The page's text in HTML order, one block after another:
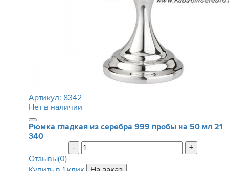
Артикул: 8342
Нет в наличии
Рюмка гладкая из серебра 999 пробы на 50 мл 21
340
-
+
Отзывы(0)